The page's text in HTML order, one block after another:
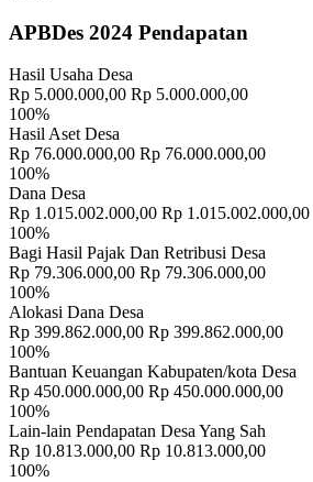
APBDes 2024 Pendapatan
Hasil Usaha Desa
Rp 5.000.000,00 Rp 5.000.000,00
100%
Hasil Aset Desa
Rp 76.000.000,00 Rp 76.000.000,00
100%
Dana Desa
Rp 1.015.002.000,00 Rp 1.015.002.000,00
100%
Bagi Hasil Pajak Dan Retribusi Desa
Rp 79.306.000,00 Rp 79.306.000,00
100%
Alokasi Dana Desa
Rp 399.862.000,00 Rp 399.862.000,00
100%
Bantuan Keuangan Kabupaten/kota Desa
Rp 450.000.000,00 Rp 450.000.000,00
100%
Lain-lain Pendapatan Desa Yang Sah
Rp 10.813.000,00 Rp 10.813.000,00
100%